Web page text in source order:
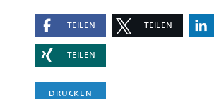
TEILEN TEILEN
TEILEN
DRUCKEN